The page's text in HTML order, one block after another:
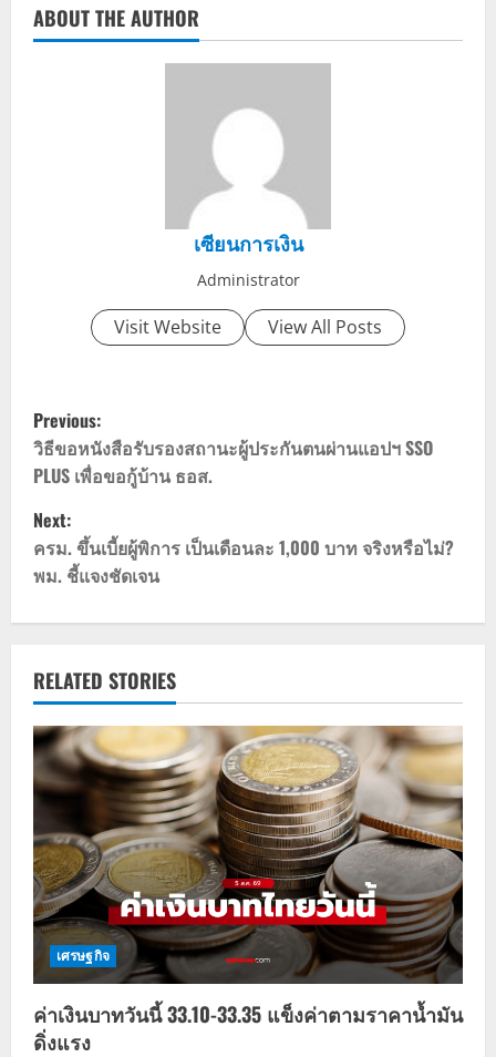
ABOUT THE AUTHOR
เซียนการเงิน
Administrator
Visit Website View All Posts
P
o
s
t
n
v
i
g
a
t
i
o
n
Previous:
วิธีขอหนังสือรับรองสถานะผู้ประกันตนผ่านแอปฯ SSO
PLUS เพื่อขอกู้บ้าน ธอส.
Next:
ครม. ขึ้นเบี้ยผู้พิการ เป็นเดือนละ 1,000 บาท จริงหรือไม่?
พม. ชี้แจงชัดเจน
RELATED STORIES
เศรษฐกิจ
ค่าเงินบาทวันนี้ 33.10-33.35 แข็งค่าตามราคาน้ำมัน
ดิ่งแรง